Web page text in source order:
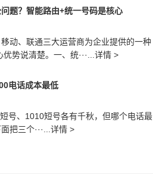
题？智能路由+统一号码是核心
动、联通三大运营商为企业提供的一种
势说清楚。一、统···...详情 >
电话成本最低
号、1010短号各有千秋，但哪个电话最
把三个···...详情 >